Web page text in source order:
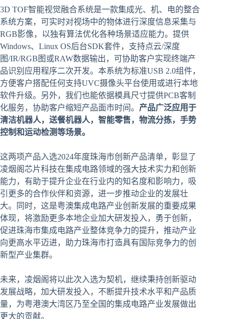
3D TOF智能视觉融合系统是一款集成光、机、电的整合
系统方案，可实时对视场中的物体进行深度信息采集与
RGB影像，以独有算法优化各种场景适应能力。提供
Windows、Linux OS后台SDK套件，支持点云/深度
图/IR/RGB图或RAW数据输出，可协助客户实现终端产
品识别应用程序二次开发。本系统为标准USB 2.0组件，
方便客户搭配任何支持UVC摄像头平台使用或进行本地
软件升级。另外，我们也能依据模具尺寸提供PCB客制
化服务，协助客户缩短产品面市时间。 产品广泛应用于
清洁机器人，送餐机器人，智能零售，物流分拣，手势
控制和运动检测等场景。
这两项产品入选2024年度珠海市创新产品清单，彰显了
凌烟阁芯片科技在集成电路领域的强大技术实力和创新
能力，有助于提升企业在行业内的知名度和影响力，吸
引更多的合作伙伴和资源，进一步推动企业的发展壮
大。同时，这是粤澳集成电路产业创新发展的重要成果
体现，将激励更多本地企业加大研发投入，勇于创新，
促进珠海市集成电路产业整体竞争力的提升，推动产业
向更高水平迈进，助力珠海市打造具有国际竞争力的创
新型产业集群。
未来，凌烟阁将以此次入选为契机，继续秉持创新驱动
发展战略，加大研发投入，不断提升技术水平和产品质
量，为粤港澳大湾区乃至全国的集成电路产业发展做出
更大的贡献。